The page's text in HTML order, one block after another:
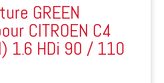
GREEN
CITROEN C4
1.6 HDi 90 / 110